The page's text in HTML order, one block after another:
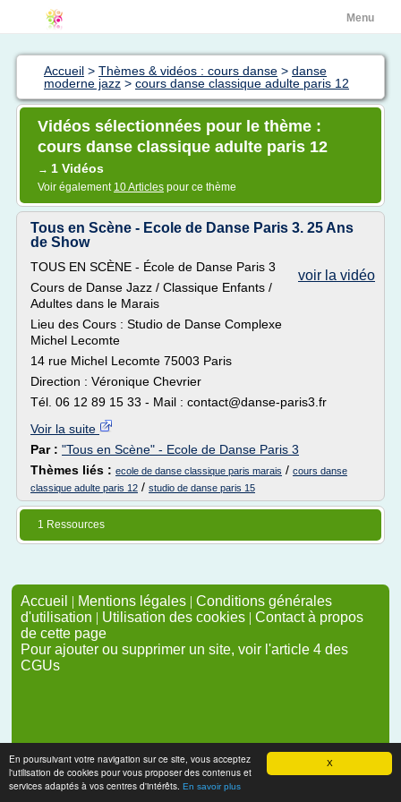
X
En poursuivant votre navigation sur ce site, vous acceptez
l'utilisation de cookies pour vous proposer des contenus et
services adaptés à vos centres d'intérêts. En savoir plus
Menu
Accueil > Thèmes & vidéos : cours danse > danse
moderne jazz > cours danse classique adulte paris 12
Vidéos sélectionnées pour le thème :
cours danse classique adulte paris 12
→ 1 Vidéos
Voir également 10 Articles pour ce thème
Tous en Scène - Ecole de Danse Paris 3. 25 Ans
de Show
voir la vidéo
TOUS EN SCÈNE - École de Danse Paris 3
Cours de Danse Jazz / Classique Enfants /
Adultes dans le Marais
Lieu des Cours : Studio de Danse Complexe
Michel Lecomte
14 rue Michel Lecomte 75003 Paris
Direction : Véronique Chevrier
Tél. 06 12 89 15 33 - Mail : contact@danse-paris3.fr
Voir la suite
Par : "Tous en Scène" - Ecole de Danse Paris 3
Thèmes liés : ecole de danse classique paris marais / cours danse
classique adulte paris 12 / studio de danse paris 15
1 Ressources
Accueil | Mentions légales | Conditions générales
d'utilisation | Utilisation des cookies | Contact à propos
de cette page
Pour ajouter ou supprimer un site, voir l'article 4 des
CGUs